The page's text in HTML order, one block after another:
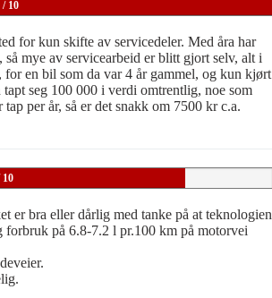
/ 10
for kun skifte av servicedeler. Med åra har
mye av servicearbeid er blitt gjort selv, alt i
en bil som da var 4 år gammel, og kun kjørt
seg 100 000 i verdi omtrentlig, noe som
per år, så er det snakk om 7500 kr c.a.
10
er bra eller dårlig med tanke på at teknologien
forbruk på 6.8-7.2 l pr.100 km på motorvei